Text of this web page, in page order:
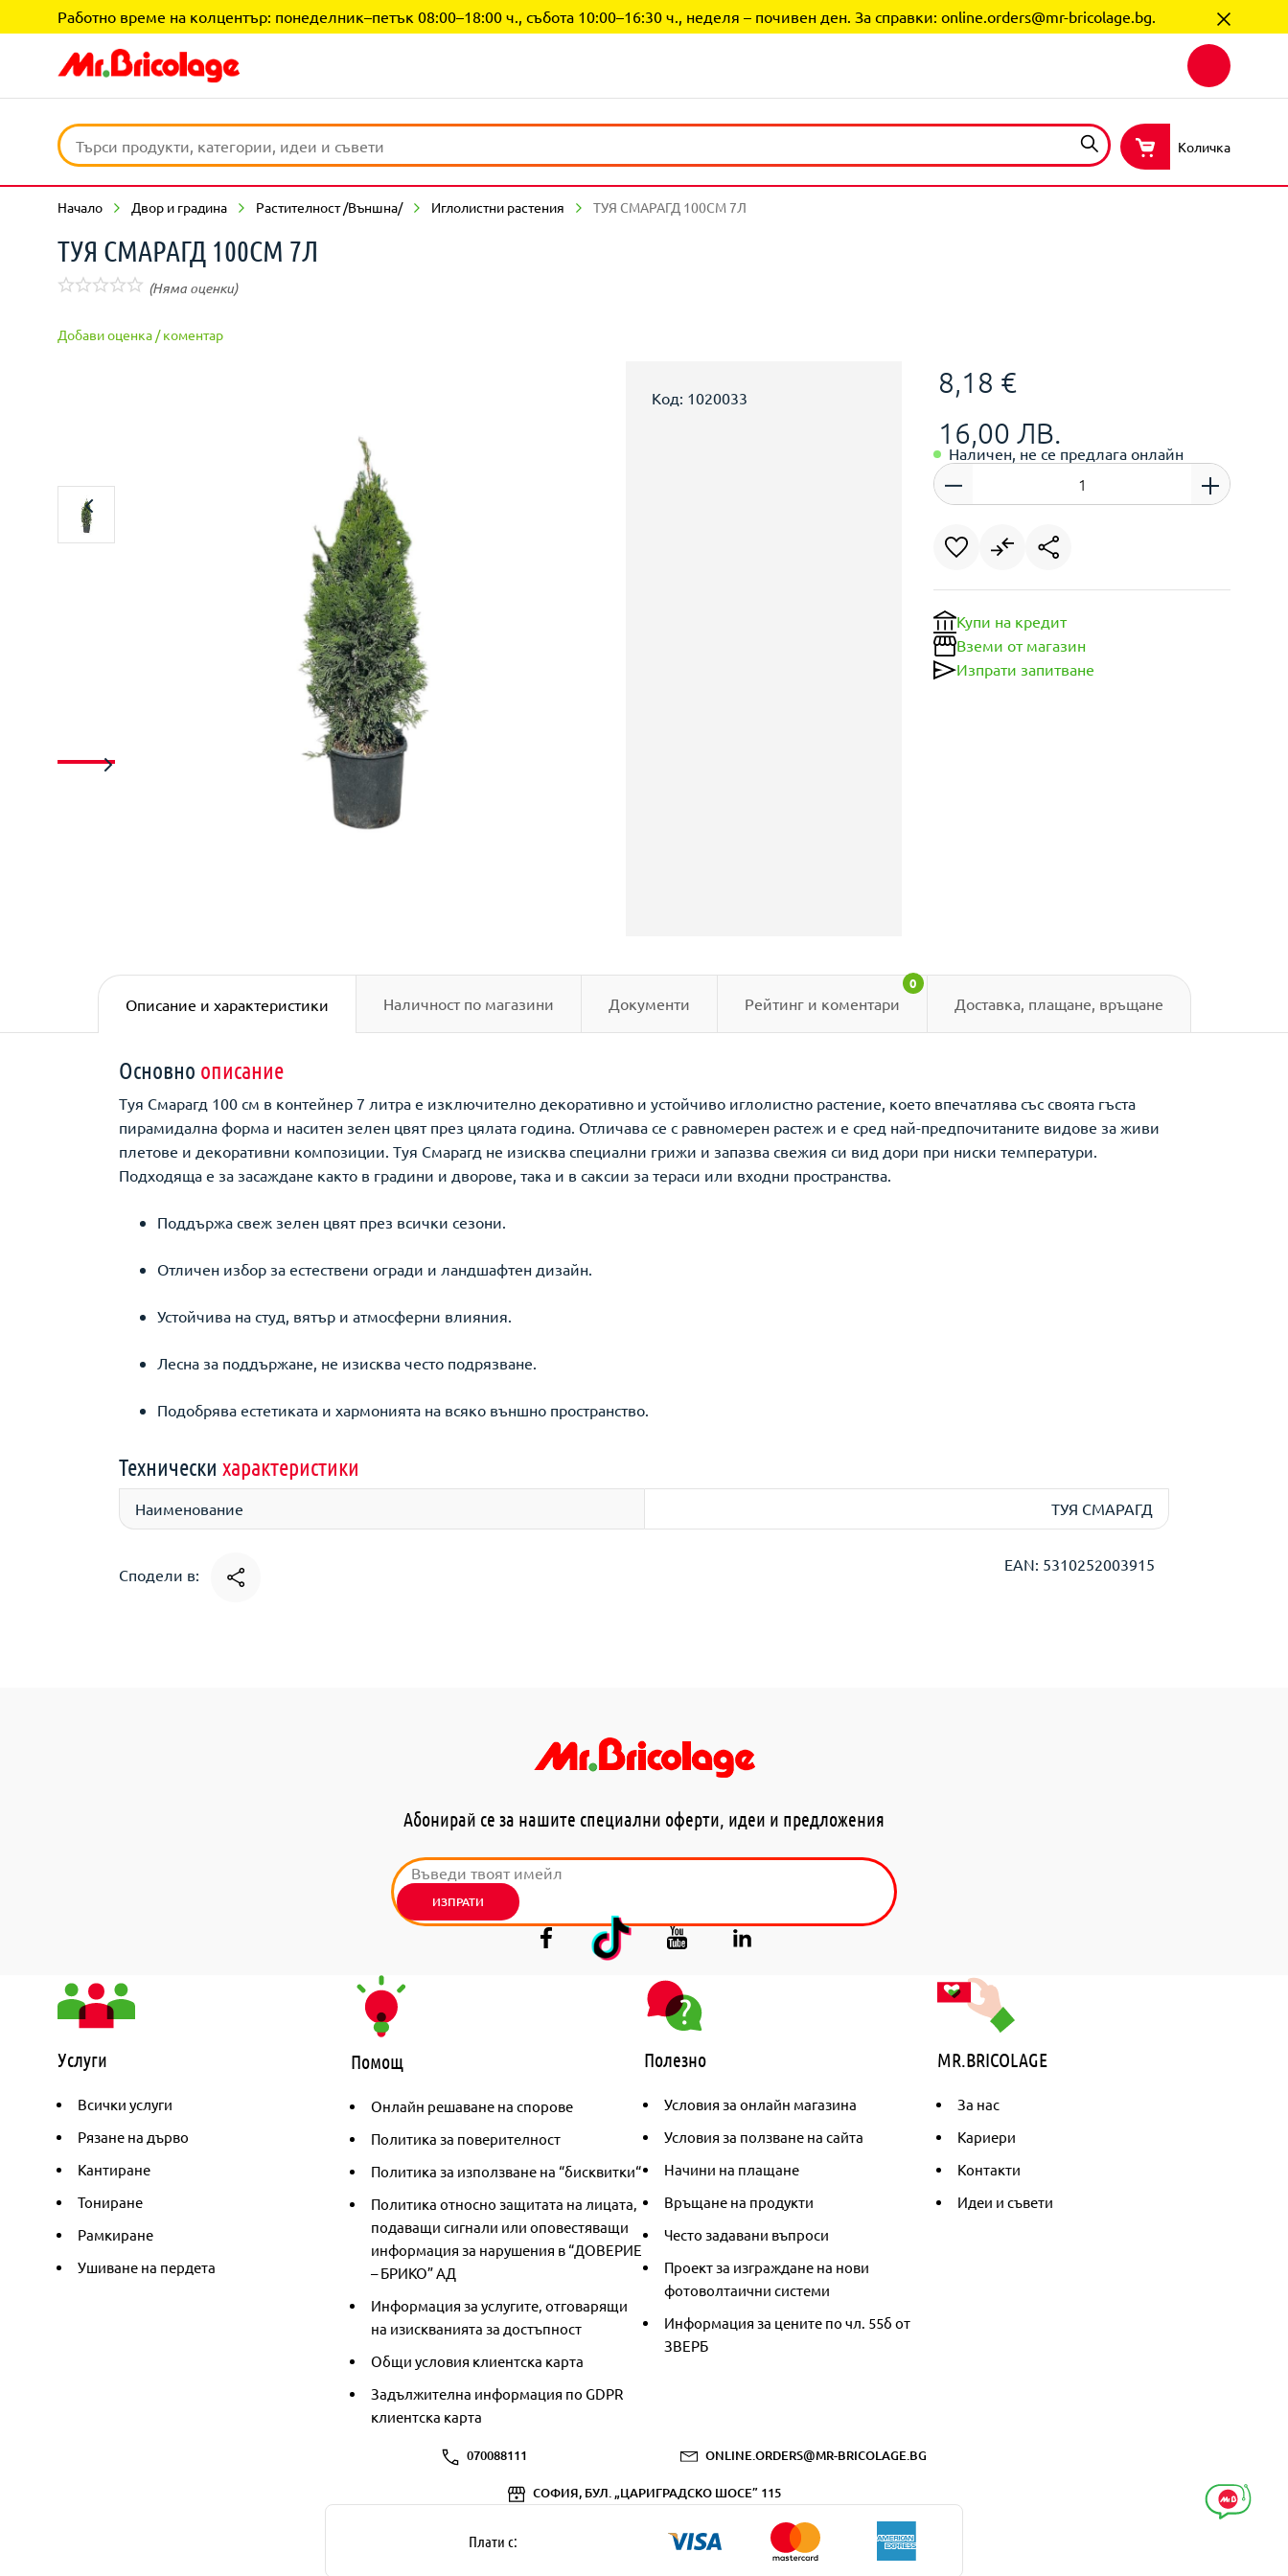
Работно време на колцентър: понеделник–петък 08:00–18:00 ч., събота 10:00–16:30 ч., неделя – почивен ден. За справки: online.orders@mr-bricolage.bg.
Количка
Начало Двор и градина Растителност /Външна/ Иглолистни растения ТУЯ СМАРАГД 100СМ 7Л
ТУЯ СМАРАГД 100СМ 7Л
(Няма оценки)
Добави оценка / коментар
8,18 €
16,00 ЛВ.
Наличен, не се предлага онлайн
Купи на кредит
Вземи от магазин
Изпрати запитване
Код: 1020033
Описание и характеристики Наличност по магазини Документи Рейтинг и коментари
0
Доставка, плащане, връщане
Основно описание
Туя Смарагд 100 см в контейнер 7 литра е изключително декоративно и устойчиво иглолистно растение, което впечатлява със своята гъста
пирамидална форма и наситен зелен цвят през цялата година. Отличава се с равномерен растеж и е сред най-предпочитаните видове за живи
плетове и декоративни композиции. Туя Смарагд не изисква специални грижи и запазва свежия си вид дори при ниски температури.
Подходяща е за засаждане както в градини и дворове, така и в саксии за тераси или входни пространства.
Поддържа свеж зелен цвят през всички сезони.
Отличен избор за естествени огради и ландшафтен дизайн.
Устойчива на студ, вятър и атмосферни влияния.
Лесна за поддържане, не изисква често подрязване.
Подобрява естетиката и хармонията на всяко външно пространство.
Технически характеристики
Наименование ТУЯ СМАРАГД
Сподели в:
EAN: 5310252003915
Абонирай се за нашите специални оферти, идеи и предложения
ИЗПРАТИ
Услуги
Всички услуги
Рязане на дърво
Кантиране
Тониране
Рамкиране
Ушиване на пердета
Помощ
Онлайн решаване на спорове
Политика за поверителност
Политика за използване на “бисквитки“
Политика относно защитата на лицата,
подаващи сигнали или оповестяващи
информация за нарушения в “ДОВЕРИЕ
– БРИКО” АД
Информация за услугите, отговарящи
на изискванията за достъпност
Общи условия клиентска карта
Задължителна информация по GDPR
клиентска карта
Полезно
Условия за онлайн магазина
Условия за ползване на сайта
Начини на плащане
Връщане на продукти
Често задавани въпроси
Проект за изграждане на нови
фотоволтаични системи
Информация за цените по чл. 55б от
ЗВЕРБ
MR.BRICOLAGE
За нас
Кариери
Контакти
Идеи и съвети
070088111 ONLINE.ORDERS@MR-BRICOLAGE.BG
СОФИЯ, БУЛ. „ЦАРИГРАДСКО ШОСЕ” 115
Плати с: